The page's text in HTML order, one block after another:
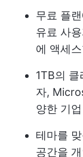
무료 플
유료 사
에 액세
1TB의 클
자,
양한 기
테마를
공간을